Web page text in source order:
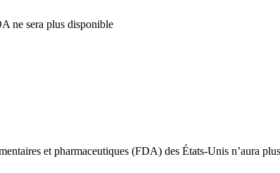
ne sera plus disponible
et pharmaceutiques (FDA) des États-Unis n’aura